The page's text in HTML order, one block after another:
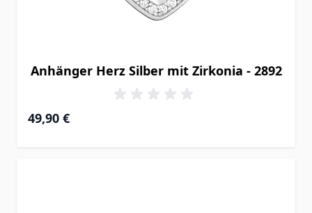
Anhänger Herz Silber mit Zirkonia - 2892
49,90 €